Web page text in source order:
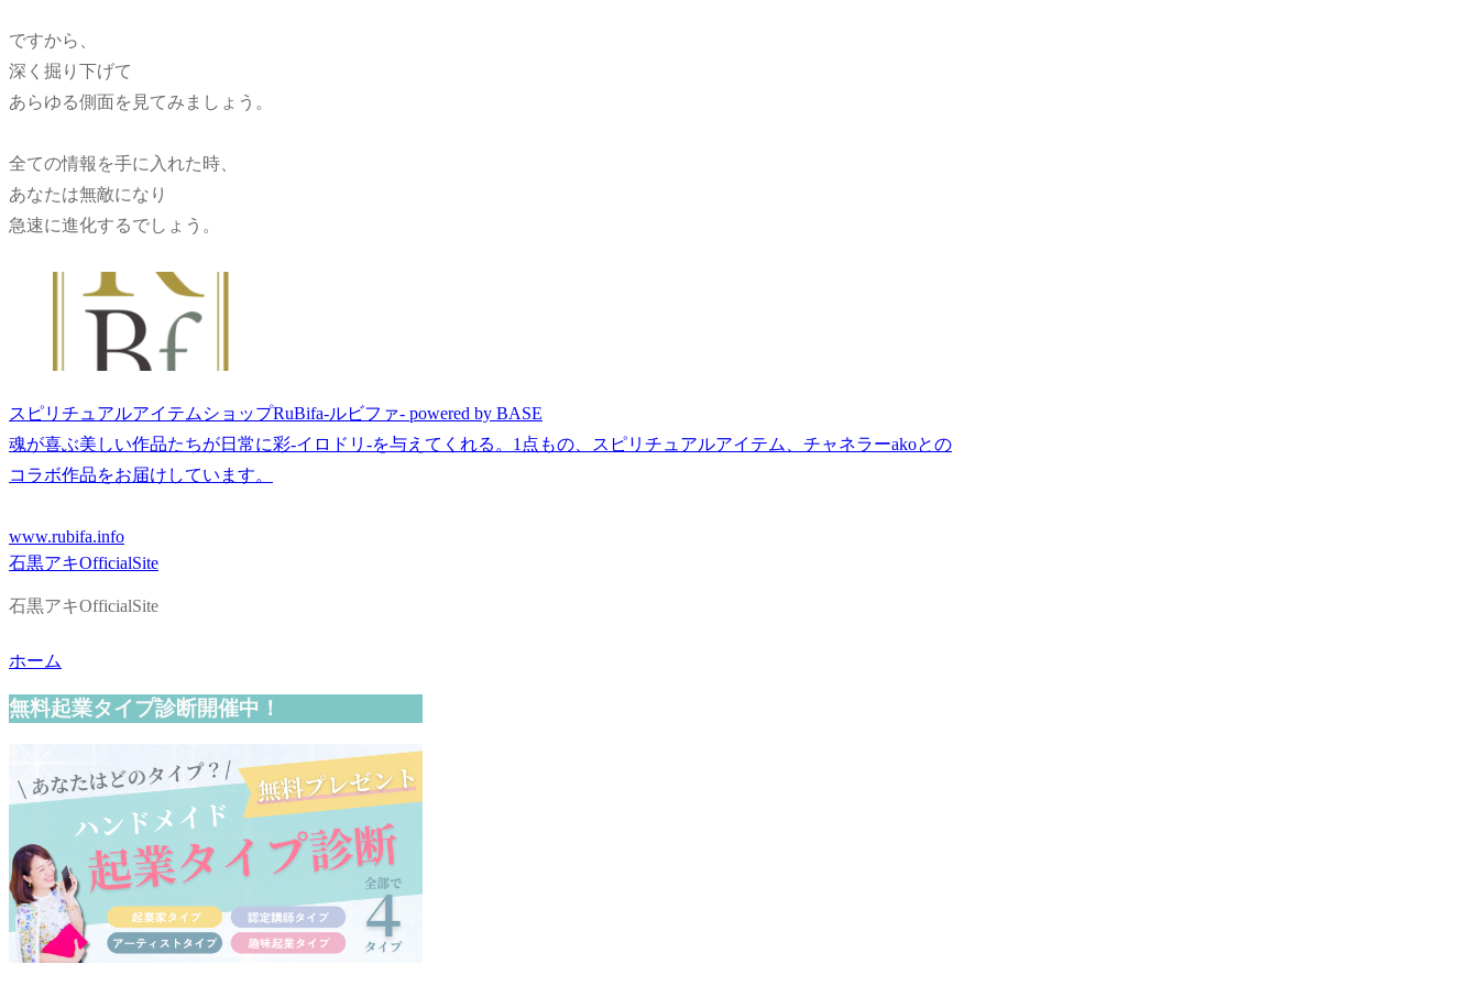
ですから、
深く掘り下げて
あらゆる側面を見てみましょう。
全ての情報を手に入れた時、
あなたは無敵になり
急速に進化するでしょう。
スピリチュアルアイテムショップRuBifa-ルビファ- powered by BASE
魂が喜ぶ美しい作品たちが日常に彩-イロドリ-を与えてくれる。1点もの、スピリチュアルアイテム、チャネラーakoとの
コラボ作品をお届けしています。
www.rubifa.info
石黒アキOfficialSite
石黒アキOfficialSite
ホーム
無料起業タイプ診断開催中！